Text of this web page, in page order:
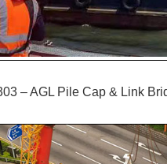
– AGL Pile Cap & Link